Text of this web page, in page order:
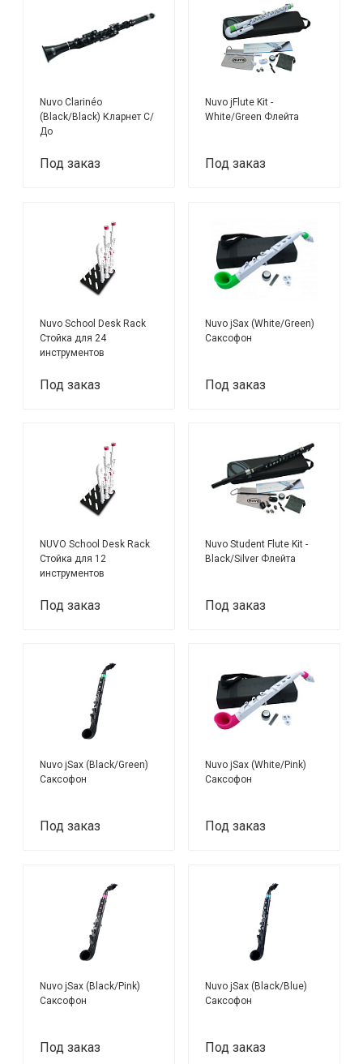
Nuvo Clarinéo
(Black/Black) Кларнет С/
До
Под заказ
Nuvo jFlute Kit -
White/Green Флейта
Под заказ
Nuvo School Desk Rack
Стойка для 24
инструментов
Под заказ
Nuvo jSax (White/Green)
Саксофон
Под заказ
NUVO School Desk Rack
Стойка для 12
инструментов
Под заказ
Nuvo Student Flute Kit -
Black/Silver Флейта
Под заказ
Nuvo jSax (Black/Green)
Саксофон
Под заказ
Nuvo jSax (White/Pink)
Саксофон
Под заказ
Nuvo jSax (Black/Pink)
Саксофон
Под заказ
Nuvo jSax (Black/Blue)
Саксофон
Под заказ